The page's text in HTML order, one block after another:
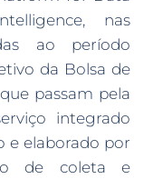
nas
ao período
da Bolsa de
passam pela
integrado
e elaborado por
de coleta e